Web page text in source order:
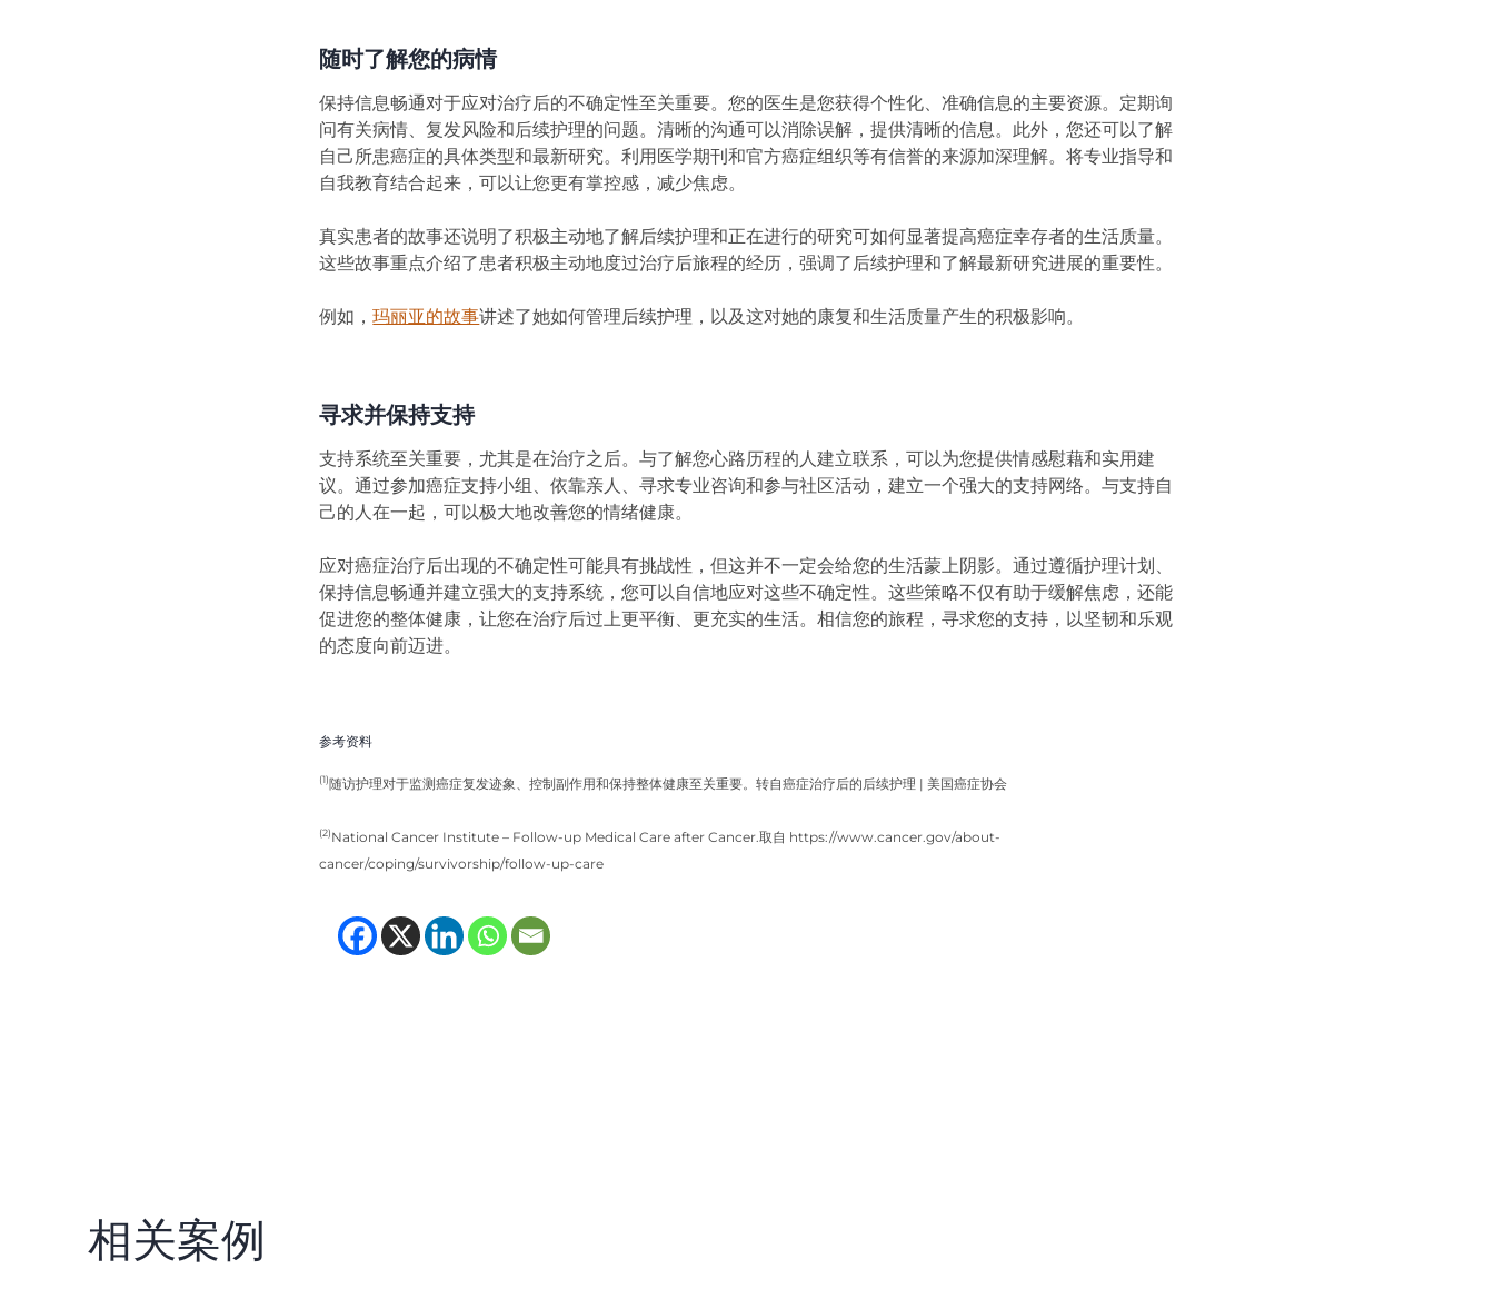
随时了解您的病情
保持信息畅通对于应对治疗后的不确定性至关重要。您的医生是您获得个性化、准确信息的主要资源。定期询
问有关病情、复发风险和后续护理的问题。清晰的沟通可以消除误解，提供清晰的信息。此外，您还可以了解
自己所患癌症的具体类型和最新研究。利用医学期刊和官方癌症组织等有信誉的来源加深理解。将专业指导和
自我教育结合起来，可以让您更有掌控感，减少焦虑。
真实患者的故事还说明了积极主动地了解后续护理和正在进行的研究可如何显著提高癌症幸存者的生活质量。
这些故事重点介绍了患者积极主动地度过治疗后旅程的经历，强调了后续护理和了解最新研究进展的重要性。
例如，玛丽亚的故事(opens in new tab)
讲述了她如何管理后续护理，以及这对她的康复和生活质量产生的积极影响。
寻求并保持支持
支持系统至关重要，尤其是在治疗之后。与了解您心路历程的人建立联系，可以为您提供情感慰藉和实用建
议。通过参加癌症支持小组、依靠亲人、寻求专业咨询和参与社区活动，建立一个强大的支持网络。与支持自
己的人在一起，可以极大地改善您的情绪健康。
应对癌症治疗后出现的不确定性可能具有挑战性，但这并不一定会给您的生活蒙上阴影。通过遵循护理计划、
保持信息畅通并建立强大的支持系统，您可以自信地应对这些不确定性。这些策略不仅有助于缓解焦虑，还能
促进您的整体健康，让您在治疗后过上更平衡、更充实的生活。相信您的旅程，寻求您的支持，以坚韧和乐观
的态度向前迈进。
参考资料
(1)随访护理对于监测癌症复发迹象、控制副作用和保持整体健康至关重要。转自癌症治疗后的后续护理 | 美国癌症协会
(2)National Cancer Institute – Follow-up Medical Care after Cancer.取自 https://www.cancer.gov/about-
cancer/coping/survivorship/follow-up-care
(opens in new tab)
(opens in new tab)
(opens in new tab)
(opens in new tab)
相关案例